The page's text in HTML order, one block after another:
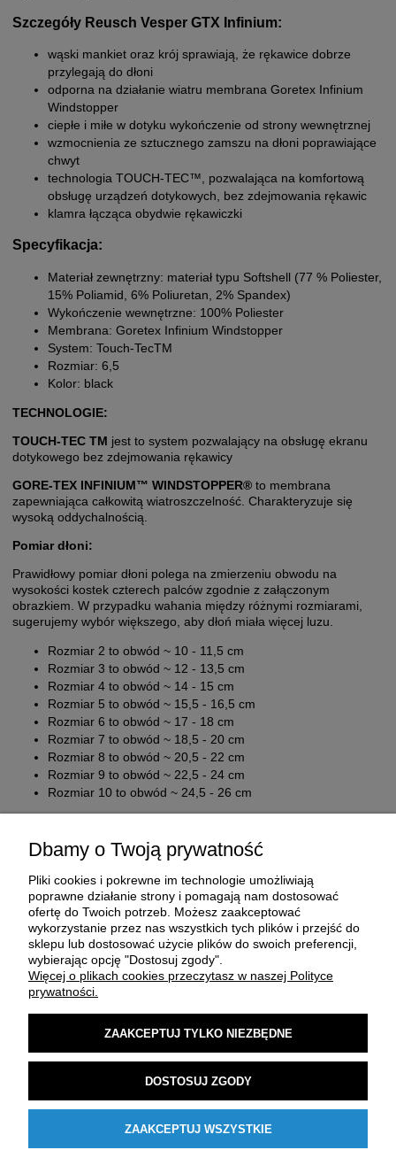
Szczegóły Reusch Vesper GTX Infinium:
wąski mankiet oraz krój sprawiają, że rękawice dobrze
przylegają do dłoni
odporna na działanie wiatru membrana Goretex Infinium
Windstopper
ciepłe i miłe w dotyku wykończenie od strony wewnętrznej
wzmocnienia ze sztucznego zamszu na dłoni poprawiające
chwyt
technologia TOUCH-TEC™, pozwalająca na komfortową
obsługę urządzeń dotykowych, bez zdejmowania rękawic
klamra łącząca obydwie rękawiczki
Specyfikacja:
Materiał zewnętrzny: materiał typu Softshell (77 % Poliester,
15% Poliamid, 6% Poliuretan, 2% Spandex)
Wykończenie wewnętrzne: 100% Poliester
Membrana: Goretex Infinium Windstopper
System: Touch-TecTM
Rozmiar: 6,5
Kolor: black
TECHNOLOGIE:
TOUCH-TEC TM jest to system pozwalający na obsługę ekranu
dotykowego bez zdejmowania rękawicy
GORE-TEX INFINIUM™ WINDSTOPPER® to membrana
zapewniająca całkowitą wiatroszczelność. Charakteryzuje się
wysoką oddychalnością.
Pomiar dłoni:
Prawidłowy pomiar dłoni polega na zmierzeniu obwodu na
wysokości kostek czterech palców zgodnie z załączonym
obrazkiem. W przypadku wahania między różnymi rozmiarami,
sugerujemy wybór większego, aby dłoń miała więcej luzu.
Rozmiar 2 to obwód ~ 10 - 11,5 cm
Rozmiar 3 to obwód ~ 12 - 13,5 cm
Rozmiar 4 to obwód ~ 14 - 15 cm
Rozmiar 5 to obwód ~ 15,5 - 16,5 cm
Rozmiar 6 to obwód ~ 17 - 18 cm
Rozmiar 7 to obwód ~ 18,5 - 20 cm
Rozmiar 8 to obwód ~ 20,5 - 22 cm
Rozmiar 9 to obwód ~ 22,5 - 24 cm
Rozmiar 10 to obwód ~ 24,5 - 26 cm
O FIRMIE
MOJE KONTO
POMOC
Dbamy o Twoją prywatność
Pliki cookies i pokrewne im technologie umożliwiają
poprawne działanie strony i pomagają nam dostosować
ofertę do Twoich potrzeb. Możesz zaakceptować
wykorzystanie przez nas wszystkich tych plików i przejść do
sklepu lub dostosować użycie plików do swoich preferencji,
wybierając opcję "Dostosuj zgody".
Więcej o plikach cookies przeczytasz w naszej Polityce
prywatności.
ZAAKCEPTUJ TYLKO NIEZBĘDNE
DOSTOSUJ ZGODY
ZAAKCEPTUJ WSZYSTKIE